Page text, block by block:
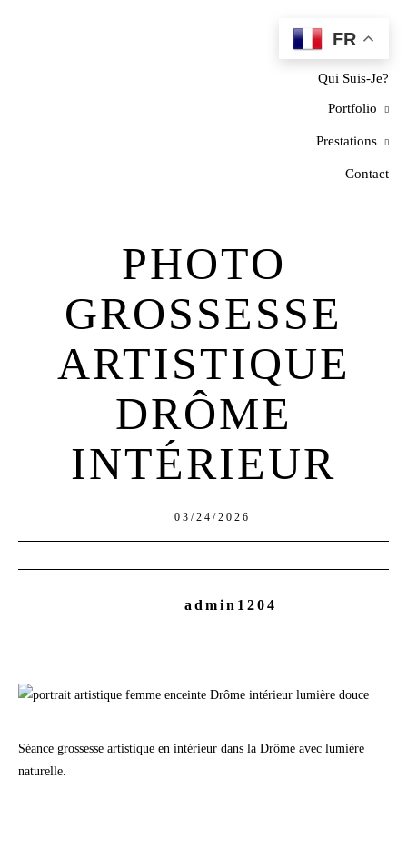
Home
Qui Suis-Je?
Portfolio
Prestations
Contact
PHOTO
GROSSESSE
ARTISTIQUE
DRÔME
INTÉRIEUR
03/24/2026
admin1204
Séance grossesse artistique en intérieur dans la Drôme avec lumière
naturelle.
FR